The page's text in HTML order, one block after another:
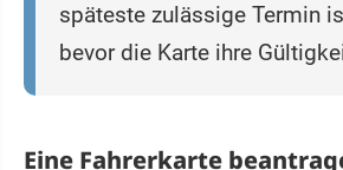
späteste zulässige Termin
bevor die Karte ihre
Eine Fahrerkarte